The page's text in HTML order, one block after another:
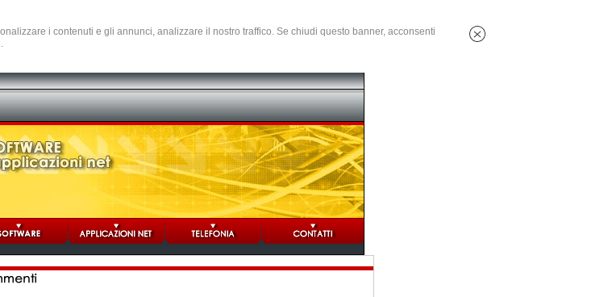
i contenuti e gli annunci, analizzare il nostro traffico. Se chiudi questo banner, acconsenti